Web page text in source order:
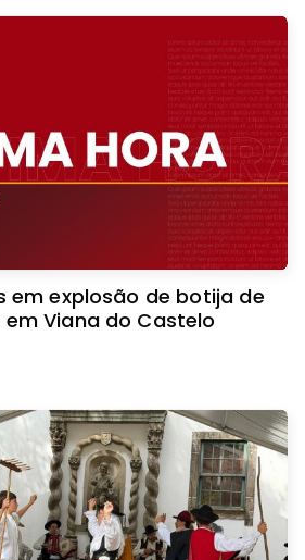
em explosão de botija de
Viana do Castelo